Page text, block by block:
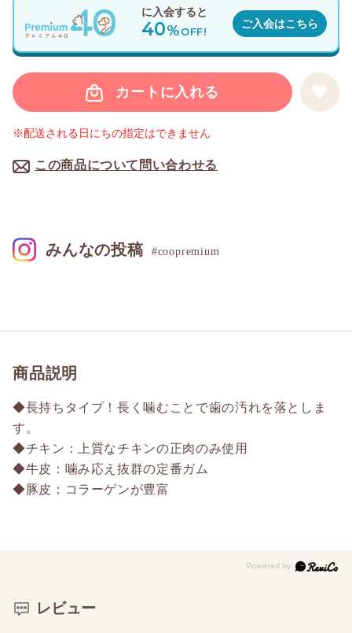
カートに入れる
この商品について問い合わせる
※配送される日にちの指定はできません
に入会すると
40%OFF!
ご入会はこちら
商品説明
◆長持ちタイプ！長く噛むことで歯の汚れを落としま
す。
◆チキン：上質なチキンの正肉のみ使用
◆牛皮：噛み応え抜群の定番ガム
◆豚皮：コラーゲンが豊富
みんなの投稿 #coopremium
レビュー